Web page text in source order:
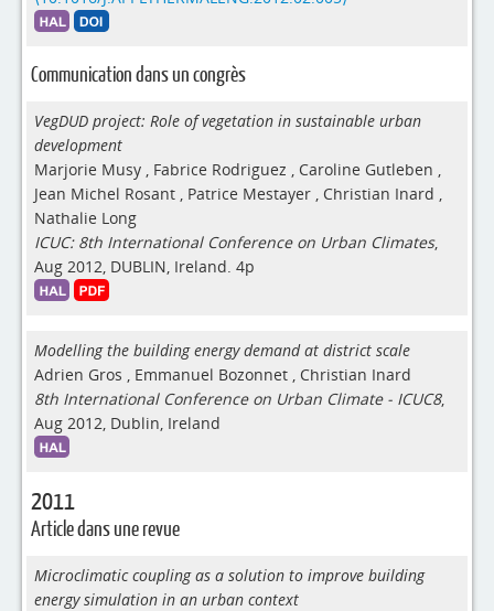
Communication dans un congrès
VegDUD project: Role of vegetation in sustainable urban
development
Marjorie Musy , Fabrice Rodriguez , Caroline Gutleben ,
Jean Michel Rosant , Patrice Mestayer , Christian Inard ,
Nathalie Long
ICUC: 8th International Conference on Urban Climates,
Aug 2012, DUBLIN, Ireland. 4p
Modelling the building energy demand at district scale
Adrien Gros , Emmanuel Bozonnet , Christian Inard
8th International Conference on Urban Climate - ICUC8,
Aug 2012, Dublin, Ireland
2011
Article dans une revue
Microclimatic coupling as a solution to improve building
energy simulation in an urban context